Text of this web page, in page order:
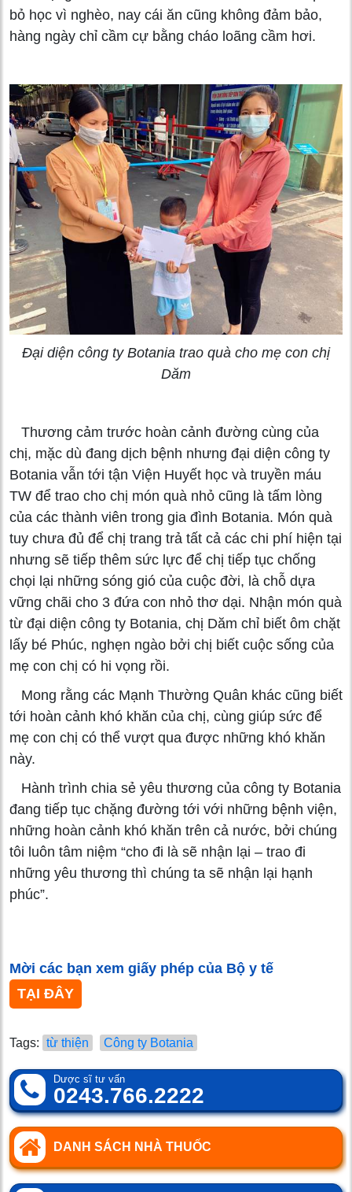
bỏ học vì nghèo, nay cái ăn cũng không đảm bảo,
hàng ngày chỉ cầm cự bằng cháo loãng cầm hơi.
Đại diện công ty Botania trao quà cho mẹ con chị
Dăm
Thương cảm trước hoàn cảnh đường cùng của
chị, mặc dù đang dịch bệnh nhưng đại diện công ty
Botania vẫn tới tận Viện Huyết học và truyền máu
TW để trao cho chị món quà nhỏ cũng là tấm lòng
của các thành viên trong gia đình Botania. Món quà
tuy chưa đủ để chị trang trả tất cả các chi phí hiện tại
nhưng sẽ tiếp thêm sức lực để chị tiếp tục chống
chọi lại những sóng gió của cuộc đời, là chỗ dựa
vững chãi cho 3 đứa con nhỏ thơ dại. Nhận món quà
từ đại diện công ty Botania, chị Dăm chỉ biết ôm chặt
lấy bé Phúc, nghẹn ngào bởi chị biết cuộc sống của
mẹ con chị có hi vọng rồi.
Mong rằng các Mạnh Thường Quân khác cũng biết
tới hoàn cảnh khó khăn của chị, cùng giúp sức để
mẹ con chị có thể vượt qua được những khó khăn
này.
Hành trình chia sẻ yêu thương của công ty Botania
đang tiếp tục chặng đường tới với những bệnh viện,
những hoàn cảnh khó khăn trên cả nước, bởi chúng
tôi luôn tâm niệm “cho đi là sẽ nhận lại – trao đi
những yêu thương thì chúng ta sẽ nhận lại hạnh
phúc”.
Mời các bạn xem giấy phép của Bộ y tế
TẠI ĐÂY
Tags: từ thiện Công ty Botania
Dược sĩ tư vấn
0243.766.2222
DANH SÁCH NHÀ THUỐC